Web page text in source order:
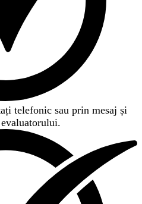
telefonic sau prin mesaj și